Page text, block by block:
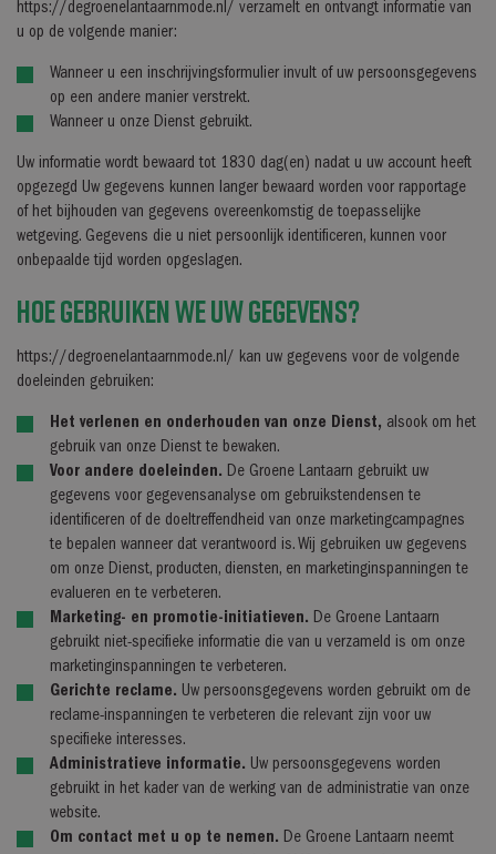
https://degroenelantaarnmode.nl/ verzamelt en ontvangt informatie van
u op de volgende manier:
Wanneer u een inschrijvingsformulier invult of uw persoonsgegevens
op een andere manier verstrekt.
Wanneer u onze Dienst gebruikt.
Uw informatie wordt bewaard tot 1830 dag(en) nadat u uw account heeft
opgezegd Uw gegevens kunnen langer bewaard worden voor rapportage
of het bijhouden van gegevens overeenkomstig de toepasselijke
wetgeving. Gegevens die u niet persoonlijk identificeren, kunnen voor
onbepaalde tijd worden opgeslagen.
Hoe gebruiken we uw gegevens?
https://degroenelantaarnmode.nl/ kan uw gegevens voor de volgende
doeleinden gebruiken:
Het verlenen en onderhouden van onze Dienst, alsook om het
gebruik van onze Dienst te bewaken.
Voor andere doeleinden. De Groene Lantaarn gebruikt uw
gegevens voor gegevensanalyse om gebruikstendensen te
identificeren of de doeltreffendheid van onze marketingcampagnes
te bepalen wanneer dat verantwoord is. Wij gebruiken uw gegevens
om onze Dienst, producten, diensten, en marketinginspanningen te
evalueren en te verbeteren.
Marketing- en promotie-initiatieven. De Groene Lantaarn
gebruikt niet-specifieke informatie die van u verzameld is om onze
marketinginspanningen te verbeteren.
Gerichte reclame. Uw persoonsgegevens worden gebruikt om de
reclame-inspanningen te verbeteren die relevant zijn voor uw
specifieke interesses.
Administratieve informatie. Uw persoonsgegevens worden
gebruikt in het kader van de werking van de administratie van onze
website.
Om contact met u op te nemen. De Groene Lantaarn neemt